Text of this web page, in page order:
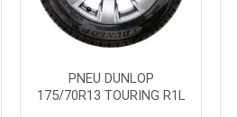
PNEU DUNLOP
175/70R13 TOURING R1L